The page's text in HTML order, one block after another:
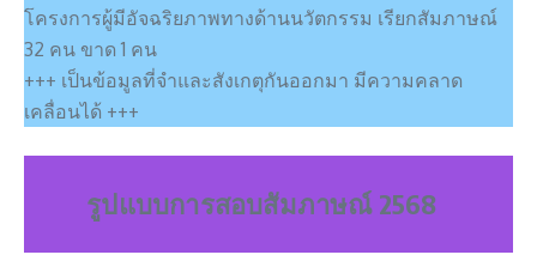
โครงการผู้มีอัจฉริยภาพทางด้านนวัตกรรม เรียกสัมภาษณ์
32 คน ขาด 1 คน
+++ เป็นข้อมูลที่จำและสังเกตุกันออกมา มีความคลาด
เคลื่อนได้ +++
รูปแบบการสอบสัมภาษณ์ 2568